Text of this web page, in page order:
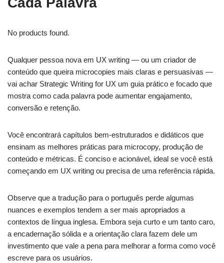
No products found.
Qualquer pessoa nova em UX writing — ou um criador de
conteúdo que queira microcopies mais claras e persuasivas —
vai achar Strategic Writing for UX um guia prático e focado que
mostra como cada palavra pode aumentar engajamento,
conversão e retenção.
Você encontrará capítulos bem-estruturados e didáticos que
ensinam as melhores práticas para microcopy, produção de
conteúdo e métricas. É conciso e acionável, ideal se você está
começando em UX writing ou precisa de uma referência rápida.
Observe que a tradução para o português perde algumas
nuances e exemplos tendem a ser mais apropriados a
contextos de língua inglesa. Embora seja curto e um tanto caro,
a encadernação sólida e a orientação clara fazem dele um
investimento que vale a pena para melhorar a forma como você
escreve para os usuários.